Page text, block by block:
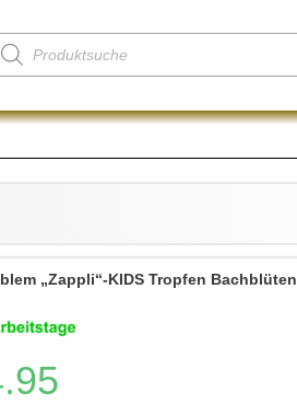
„Zappli“-KIDS Tropfen Bachblüten